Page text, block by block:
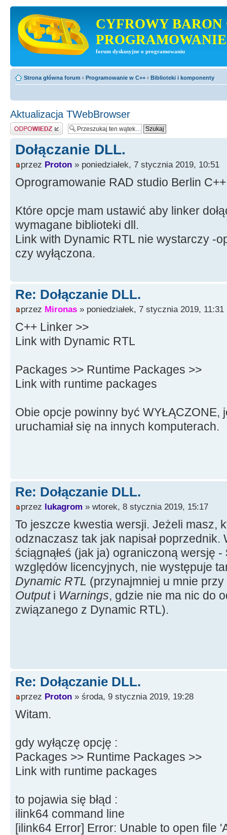
CYFROWY BARON
PROGRAMOWANIE
forum dyskusyjne o programowaniu
Strona główna forum ‹ Programowanie w C++ ‹ Biblioteki i komponenty
Aktualizacja TWebBrowser
Odpowiedz
Dołączanie DLL.
przez Proton » poniedziałek, 7 stycznia 2019, 10:51
Oprogramowanie RAD studio Berlin
Które opcje mam ustawić aby linker
wymagane biblioteki dll.
Link with Dynamic RTL nie wystarczy -
czy wyłączona.
Re: Dołączanie DLL.
przez Mironas » poniedziałek, 7 stycznia 2019, 11:31
C++ Linker >>
Link with Dynamic RTL
Packages >> Runtime Packages >>
Link with runtime packages
Obie opcje powinny być WYŁĄCZONE,
uruchamiał się na innych komputerach.
Re: Dołączanie DLL.
przez lukagrom » wtorek, 8 stycznia 2019, 15:17
To jeszcze kwestia wersji. Jeżeli masz,
odznaczasz tak jak napisał poprzednik.
ściągnąłeś (jak ja) ograniczoną wersję -
względów licencyjnych, nie występuje
Dynamic RTL (przynajmniej u mnie
Outputi Warnings, gdzie nie ma nic do
związanego z Dynamic RTL).
Re: Dołączanie DLL.
przez Proton » środa, 9 stycznia 2019, 19:28
Witam.
gdy wyłączę opcję :
Packages >> Runtime Packages >>
Link with runtime packages
to pojawia się błąd :
ilink64 command line
[ilink64 Error] Error: Unable to open file